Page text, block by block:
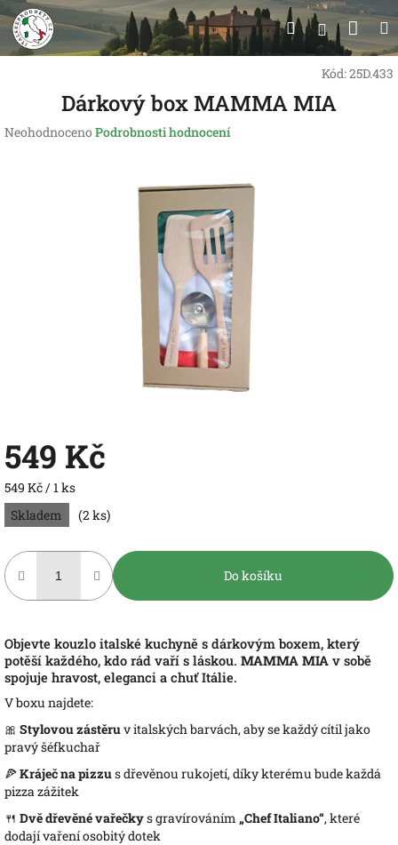
Přejít
na
obsah
Hledat
Kód:25D.433
Dárkový box MAMMA MIA
Průměrné
Neohodnoceno Podrobnosti hodnocení
549 Kč
Měrná
cena:
549 Kč / 1 ks
Skladem
(2 ks)
Do košíku
Objevte kouzlo italské kuchyně s dárkovým boxem, který
potěší každého, kdo rád vaří s láskou. MAMMA MIA v sobě
spojuje hravost, eleganci a chuť Itálie.
V boxu najdete:
🎀 Stylovou zástěru v italských barvách, aby se každý cítil jako
pravý šéfkuchař
🍕Kráječ na pizzu s dřevěnou rukojetí, díky kterému bude každá
pizza zážitek
🍴 Dvě dřevěné vařečkys gravírováním „Chef Italiano“, které
dodají vaření osobitý dotek